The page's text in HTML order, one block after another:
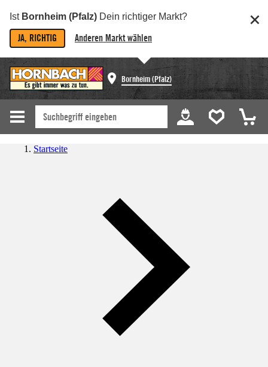
Ist Bornheim (Pfalz) Dein richtiger Markt?
JA, RICHTIG Anderen Markt wählen
Bornheim (Pfalz)
Startseite